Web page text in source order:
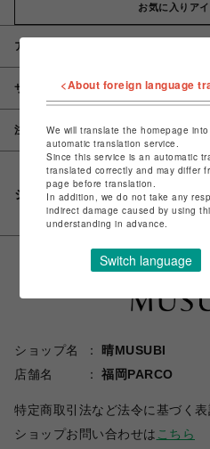
お気に入りア
アイテム説明 / 素材
サイズ
注意事項
シェアする
ショップ名
晴MUSUBI
店舗名
福岡PARCO
特定商取引法など法令に基づく表
ショップお問い合わせは こちら
<About foreign language
We will translate the homepage
automatic translation service.
Since this service is an automatic
translated correctly and may differ
page before translation.
In addition, we do not take any
indirect damage caused by using
understanding in advance.
Switch language